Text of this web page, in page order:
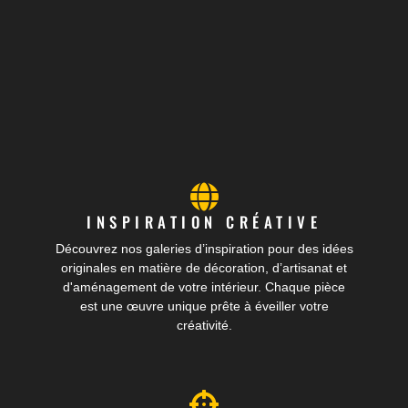
INSPIRATION CRÉATIVE
Découvrez nos galeries d’inspiration pour des idées
originales en matière de décoration, d’artisanat et
d'aménagement de votre intérieur. Chaque pièce
est une œuvre unique prête à éveiller votre
créativité.